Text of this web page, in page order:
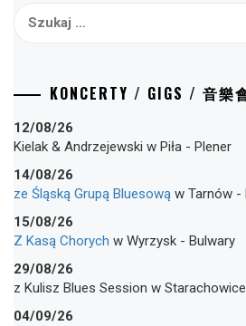
KONCERTY / GIGS / 音樂
12/08/26
Kielak & Andrzejewski w Piła - Plener
14/08/26
ze Śląską Grupą Bluesową w Tarnów -
15/08/26
Z Kasą Chorych w Wyrzysk - Bulwary
29/08/26
z Kulisz Blues Session w Starachowice
04/09/26